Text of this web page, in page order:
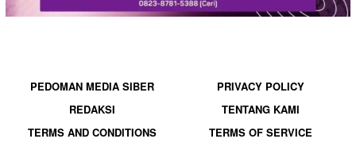
PEDOMAN MEDIA SIBER
PRIVACY POLICY
REDAKSI
TENTANG KAMI
TERMS AND CONDITIONS
TERMS OF SERVICE